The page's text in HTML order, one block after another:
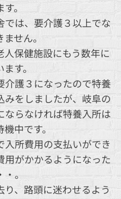
。
では、要介護３以上でな
せん。
保健施設にもう数年に
す。
介護３になったので特養
みをしましたが、岐阜の
ならなければ特養入所は
中です。
所費用の支払いができ
がかかるようになった
。
、路頭に迷わせるよう